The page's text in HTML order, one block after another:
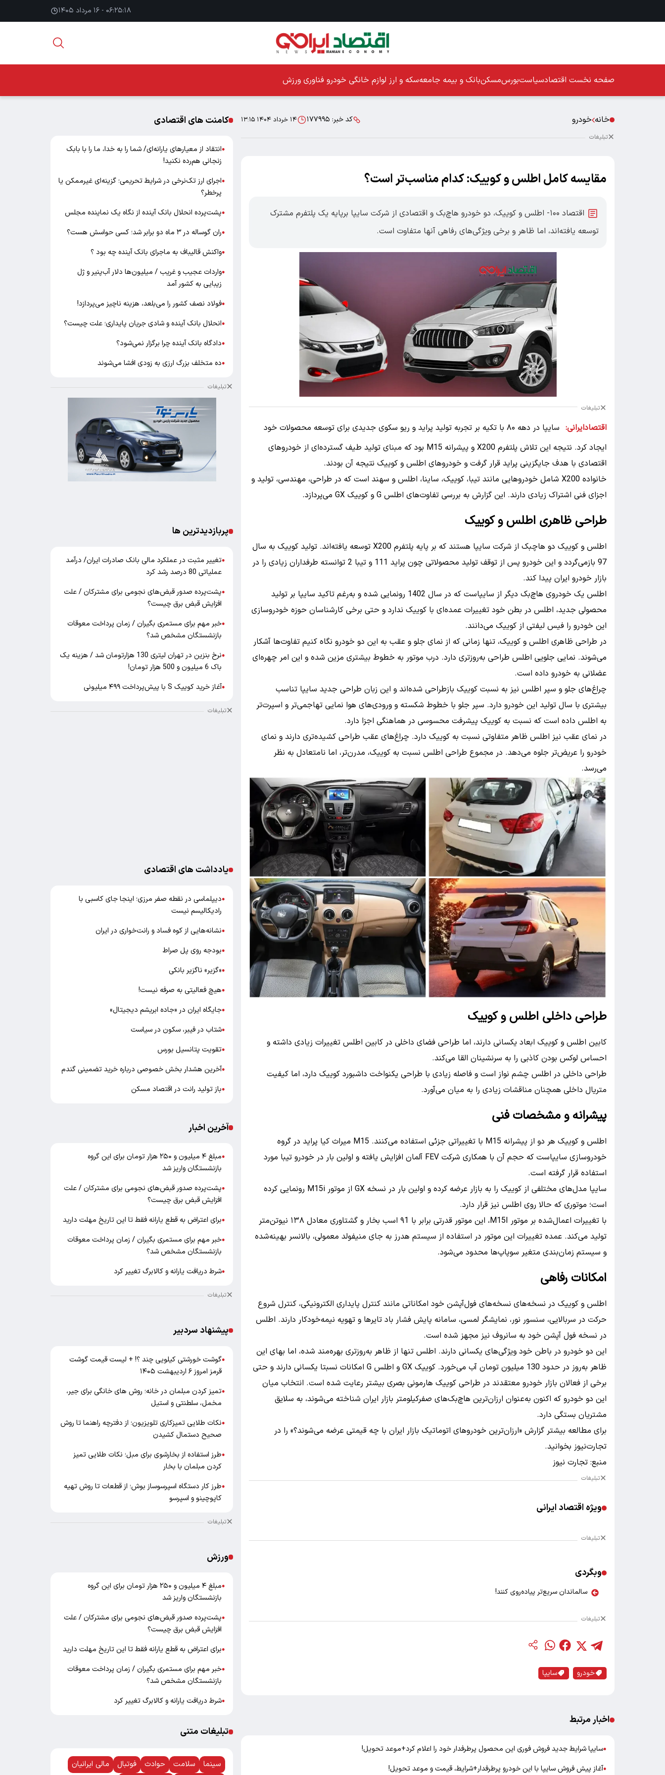
۰۶:۲۵:۱۹ - ۱۶ مرداد ۱۴۰۵
صفحه نخست اقتصادسیاستبورسمسکنبانک و بیمه جامعهسکه و ارز لوازم خانگی خودرو فناوری ورزش
خانه خودرو کد خبر: ۱۷۷۹۹۵ ۱۴ خرداد ۱۴۰۴ ۱۳:۱۵
تبلیغات
مقایسه کامل اطلس و کوییک: کدام مناسب‌تر است؟
اقتصاد ۱۰۰- اطلس و کوییک، دو خودرو هاچ‌بک و اقتصادی از شرکت سایپا برپایه یک پلتفرم مشترک
توسعه یافته‌اند، اما ظاهر و برخی ویژگی‌های رفاهی آنها متفاوت است.
تبلیغات
اقتصادایرانی:
سایپا در دهه ۸۰ با تکیه بر تجربه تولید پراید و ریو سکوی جدیدی برای توسعه محصولات خود
ایجاد کرد. نتیجه این تلاش پلتفرم X200 و پیشرانه M15 بود که مبنای تولید طیف گسترده‌ای از خودروهای
اقتصادی با هدف جایگزینی پراید قرار گرفت و خودروهای اطلس و کوییک نتیجه آن بودند.
خانواده X200 شامل خودروهایی مانند تیبا، کوییک، ساینا، اطلس و سهند است که در طراحی، مهندسی، تولید و
اجزای فنی اشتراک زیادی دارند. این گزارش به بررسی تفاوت‌های اطلس G و کوییک GX می‌پردازد.
طراحی ظاهری اطلس و کوییک
اطلس و کوییک دو هاچبک از شرکت سایپا هستند که بر پایه پلتفرم X200 توسعه یافته‌اند. تولید کوییک به سال
97 بازمی‌گردد و این خودرو پس از توقف تولید محصولاتی چون پراید 111 و تیبا 2 توانسته طرفداران زیادی را در
بازار خودرو ایران پیدا کند.
اطلس یک خودروی هاچ‌بک دیگر از سایپاست که در سال 1402 رونمایی شده و به‌رغم تاکید سایپا بر تولید
محصولی جدید، اطلس در بطن خود تغییرات عمده‌ای با کوییک ندارد و حتی برخی کارشناسان حوزه خودروسازی
این خودرو را فیس لیفتی از کوییک ‌می‌دانند.
در طراحی ظاهری اطلس و کوییک، تنها زمانی که از نمای جلو و عقب به این دو خودرو نگاه کنیم تفاوت‌ها آشکار
می‌شوند. نمایی جلویی اطلس طراحی به‌روزتری دارد. درب موتور به خطوط بیشتری مزین شده و این امر چهره‌ای
عضلانی به خودرو داده است.
چراغ‌های جلو و سپر اطلس نیز به نسبت کوییک بازطراحی شده‌اند و این زبان طراحی جدید سایپا تناسب
بیشتری با سال تولید این خودرو دارد. سپر جلو با خطوط شکسته و ورودی‌های هوا نمایی تهاجمی‌تر و اسپرت‌تر
به اطلس داده است که نسبت به کوییک پیشرفت محسوسی در هماهنگی اجزا دارد.
در نمای عقب نیز اطلس ظاهر متفاوتی‌ نسبت به کوییک دارد. چراغ‌های عقب طراحی کشیده‌تری دارند و نمای
خودرو را عریض‌تر جلوه می‌دهد. در مجموع طراحی اطلس نسبت به کوییک، مدرن‌تر، اما نامتعادل به نظر
می‌رسد.
طراحی داخلی اطلس و کوییک
کابین اطلس و کوییک ابعاد یکسانی دارند، اما طراحی‌ فضای داخلی در کابین اطلس تغییرات زیادی داشته و
احساس لوکس بودن کاذبی را به سرنشینان القا می‌کند.
طراحی‌ داخلی در اطلس چشم نواز است و فاصله زیادی با طراحی یکنواخت داشبورد کوییک دارد، اما کیفیت
متریال داخلی همچنان مناقشات زیادی را به میان می‌آورد.
پیشرانه و مشخصات فنی
اطلس و کوییک هر دو از پیشرانه M15 با تغییراتی جزئی استفاده می‌کنند. M15 میراث کیا پراید در گروه
خودروسازی سایپاست که حجم آن با همکاری شرکت FEV آلمان افزایش یافته و اولین بار در خودرو تیبا مورد
استفاده قرار گرفته است.
سایپا مدل‌های مختلفی از کوییک را به بازار عرضه کرده و اولین بار در نسخه GX از موتور M15i رونمایی کرده
است؛ موتوری که حالا روی اطلس نیز قرار دارد.
با تغییرات اعمال‌شده بر موتور M15I، این موتور قدرتی برابر با ۹1 اسب بخار و گشتاوری معادل ۱۳۸ نیوتن‌متر
تولید می‌کند. عمده تغییرات این موتور در استفاده از سیستم هدرز به جای منیفولد معمولی، بالانسر بهینه‌شده
و سیستم زمان‌بندی متغیر سوپاپ‌ها محدود می‌شود.
امکانات رفاهی
اطلس و کوییک در نسخه‌های نسخه‌های فول‌آپشن خود امکاناتی مانند کنترل پایداری الکترونیکی، کنترل شروع
حرکت در سربالایی، سنسور نور، نمایشگر لمسی، سامانه پایش فشار باد تایرها و تهویه نیمه‌خودکار دارند. اطلس
در نسخه فول آپشن خود به سانروف نیز مجهز شده است.
این دو خودرو در باطن خود ویژگی‌های یکسانی دارند. اطلس تنها از ظاهر به‌روزتری بهره‌مند شده، اما بهای این
ظاهر به‌روز در حدود 130 میلیون تومان آب می‌خورد. کوییک GX و اطلس G امکانات نسبتا یکسانی دارند و حتی
برخی از فعالان بازار خودرو معتقدند در طراحی کوییک هارمونی بصری بیشتر رعایت شده است. انتخاب میان
این دو خودرو که اکنون به‌عنوان ارزان‌ترین هاچ‌بک‌های صفرکیلومتر بازار ایران شناخته می‌شوند، به سلایق
مشتریان بستگی دارد.
برای مطالعه بیشتر گزارش «ارزان‌ترین خودروهای اتوماتیک بازار ایران با چه قیمتی عرضه می‌شوند؟» را در
تجارت‌نیوز بخوانید.
منبع: تجارت نیوز
تبلیغات
ویژه اقتصاد ایرانی
تبلیغات
وبگردی
سالماندان سریع‌تر پیاده‌روی کنند!
تبلیغات
خودرو سایپا
اخبار مرتبط
●سایپا شرایط جدید فروش فوری این محصول پرطرفدار خود را اعلام کرد+موعد تحویل!
●آغاز پیش فروش سایپا با این خودرو پرطرفدار+شرایط، قیمت و موعد تحویل!
کامنت های اقتصادی
●انتقاد از معیارهای یارانه‌ای/ شما را به خدا، ما را با بابک
زنجانی هم‌رده نکنید!
●اجرای ارز تک‌نرخی در شرایط تحریمی؛ گزینه‌ای غیرممکن یا
پرخطر؟
●پشت‌پرده انحلال بانک آینده از نگاه یک نماینده مجلس
●ران گوساله در ۳ ماه دو برابر شد؛ کسی حواسش هست؟
●واکنش قالیباف به ماجرای بانک آینده چه بود ؟
●واردات عجیب و غریب / میلیون‌ها دلار آب‌پنیر و ژل
زیبایی به کشور آمد
●فولاد نصف کشور را می‌بلعد، هزینه ناچیز می‌پردازد!
●انحلال بانک آینده و شادی جریان پایداری؛ علت چیست؟
●دادگاه بانک آینده چرا برگزار نمی‌شود؟
●ده متخلف بزرگ ارزی به زودی افشا می‌شوند
تبلیغات
پربازدیدترین ها
●تغییر مثبت در عملکرد مالی بانک صادرات ایران/ درآمد
عملیاتی 80 درصد رشد کرد
●پشت‌پرده صدور قبض‌های نجومی برای مشترکان / علت
افزایش قبض برق چیست؟
●خبر مهم برای مستمری بگیران / زمان پرداخت معوقات
بازنشستگان مشخص شد؟
●
نرخ بنزین در تهران لیتری 130 هزارتومان شد / هزینه یک
باک 6 میلیون و 500 هزار تومان!
●آغاز خرید کوییک S با پیش‌پرداخت ۴۹۹ میلیونی
تبلیغات
یادداشت های اقتصادی
●دیپلماسی در نقطه صفر مرزی؛ اینجا جای کاسبی با
رادیکالیسم نیست
●نشانه‌هایی از کوه فساد و رانت‌خواری در ایران
●بودجه روی پل صراط
●«گزیر» ناگزیر بانکی
●هیچ فعالیتی به صرفه نیست!
●جایگاه ایران در «جاده ابریشم دیجیتال»
●شتاب در فیبر، سکون در سیاست
●تقویت پتانسیل بورس
●آخرین هشدار بخش خصوصی درباره خرید تضمینی گندم
●باز تولید رانت در اقتصاد مسکن
آخرین اخبار
●
مبلغ ۴ میلیون و ۲۵۰ هزار تومان برای این گروه
بازنشستگان واریز شد
●پشت‌پرده صدور قبض‌های نجومی برای مشترکان / علت
افزایش قبض برق چیست؟
●برای اعتراض به قطع یارانه فقط تا این تاریخ مهلت دارید
●خبر مهم برای مستمری بگیران / زمان پرداخت معوقات
بازنشستگان مشخص شد؟
●شرط دریافت یارانه و کالابرگ تغییر کرد
تبلیغات
پیشنهاد سردبیر
●گوشت خورشتی کیلویی چند ؟! + لیست قیمت گوشت
قرمز امروز ۶ اردیبهشت ۱۴۰۵
●تمیز کردن مبلمان در خانه؛ روش های خانگی برای جیر،
مخمل، سلطنتی و استیل
●نکات طلایی تمیزکاری تلویزیون؛ از دفترچه راهنما تا روش
صحیح دستمال کشیدن
●طرز استفاده از بخارشوی برای مبل؛ نکات طلایی تمیز
کردن مبلمان با بخار
●طرز کار دستگاه اسپرسوساز بوش؛ از قطعات تا روش تهیه
کاپوچینو و اسپرسو
تبلیغات
ورزش
●
مبلغ ۴ میلیون و ۲۵۰ هزار تومان برای این گروه
بازنشستگان واریز شد
●پشت‌پرده صدور قبض‌های نجومی برای مشترکان / علت
افزایش قبض برق چیست؟
●برای اعتراض به قطع یارانه فقط تا این تاریخ مهلت دارید
●خبر مهم برای مستمری بگیران / زمان پرداخت معوقات
بازنشستگان مشخص شد؟
●شرط دریافت یارانه و کالابرگ تغییر کرد
تبلیغات متنی
سینما سلامت حوادث فوتبال مالی ایرانیان